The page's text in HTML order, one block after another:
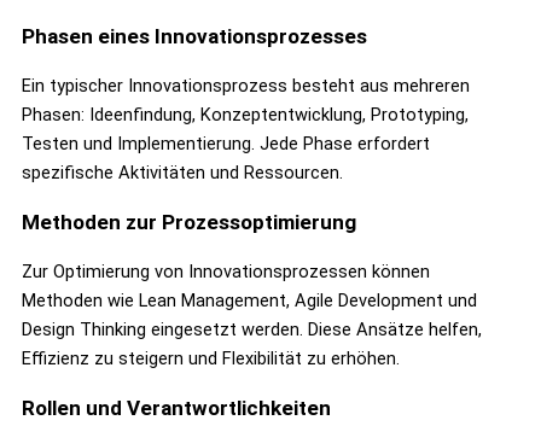
Phasen eines Innovationsprozesses
Ein typischer Innovationsprozess besteht aus mehreren
Phasen: Ideenfindung, Konzeptentwicklung, Prototyping,
Testen und Implementierung. Jede Phase erfordert
spezifische Aktivitäten und Ressourcen.
Methoden zur Prozessoptimierung
Zur Optimierung von Innovationsprozessen können
Methoden wie Lean Management, Agile Development und
Design Thinking eingesetzt werden. Diese Ansätze helfen,
Effizienz zu steigern und Flexibilität zu erhöhen.
Rollen und Verantwortlichkeiten